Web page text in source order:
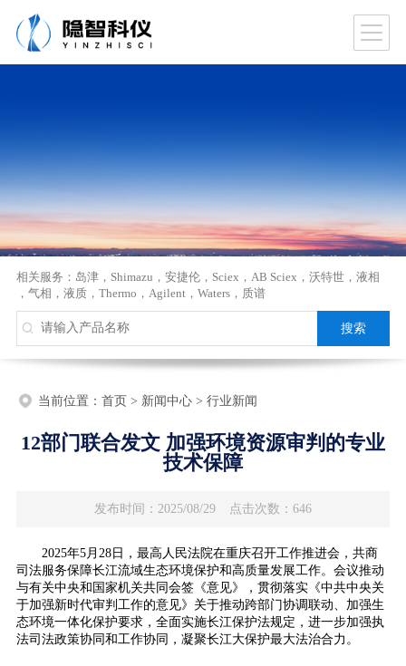
相关服务： 岛津， Shimazu ， 安捷伦， Sciex ， AB Sciex ， 沃特世， 液相
， 气相 ， 液质， Thermo ， Agilent ， Waters， 质谱
当前位置： 首页> 新闻中心> 行业新闻
12部门联合发文 加强环境资源审判的专业
技术保障
发布时间：2025/08/29 点击次数：646
2025年5月28日，最高人民法院在重庆召开工作推进会，共商
司法服务保障长江流域生态环境保护和高质量发展工作。会议推动
与有关中央和国家机关共同会签《意见》，贯彻落实《中共中央关
于加强新时代审判工作的意见》关于推动跨部门协调联动、加强生
态环境一体化保护要求，全面实施长江保护法规定，进一步加强执
法司法政策协同和工作协同，凝聚长江大保护最大法治合力。